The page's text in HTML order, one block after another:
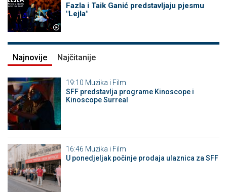
Fazla i Taik Ganić predstavljaju pjesmu
"Lejla"
Najnovije Najčitanije
19:10 Muzika i Film
SFF predstavlja programe Kinoscope i
Kinoscope Surreal
16:46 Muzika i Film
U ponedjeljak počinje prodaja ulaznica za SFF